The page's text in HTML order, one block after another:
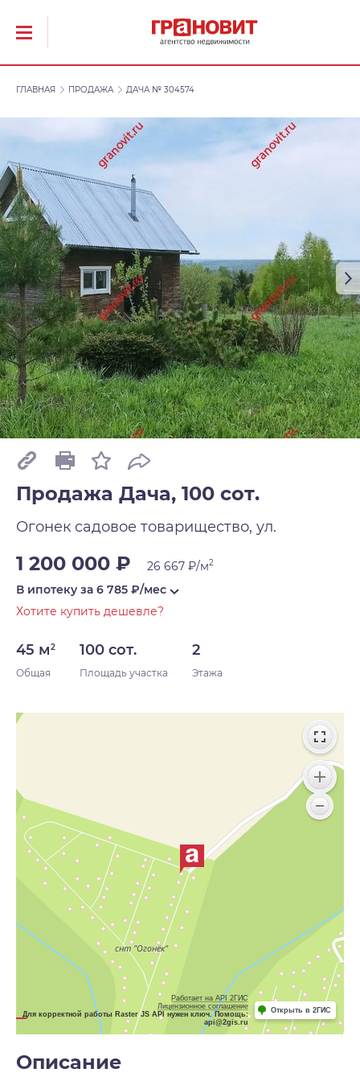
ГЛАВНАЯ ПРОДАЖА ДАЧА № 304574
Продажа Дача, 100 сот.
Огонек садовое товарищество, ул.
1 200 000 ₽ 26 667 ₽/м2
В ипотеку за 6 785 ₽/мес
Хотите купить дешевле?
45 м2
Общая
100 сот.
Площадь участка
2
Этажа
Работает на API 2ГИС
Лицензионное соглашение
Для корректной работы Raster JS API нужен ключ. Помощь:
api@2gis.ru
Открыть в 2ГИС
Описание